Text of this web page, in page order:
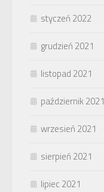
styczeń 2022
grudzień 2021
listopad 2021
październik 2021
wrzesień 2021
sierpień 2021
lipiec 2021